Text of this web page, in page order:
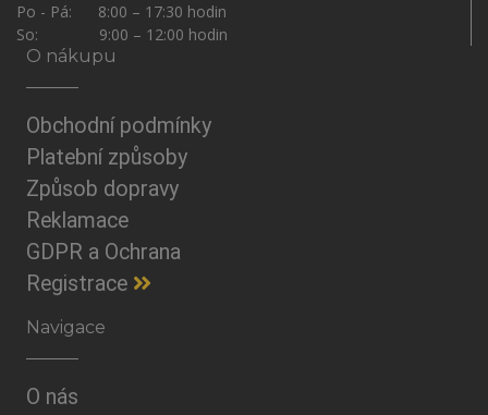
Po - Pá: 8:00 – 17:30 hodin
So: 9:00 – 12:00 hodin
O nákupu
Obchodní podmínky
Platební způsoby
Způsob dopravy
Reklamace
GDPR a Ochrana
Registrace
Navigace
O nás